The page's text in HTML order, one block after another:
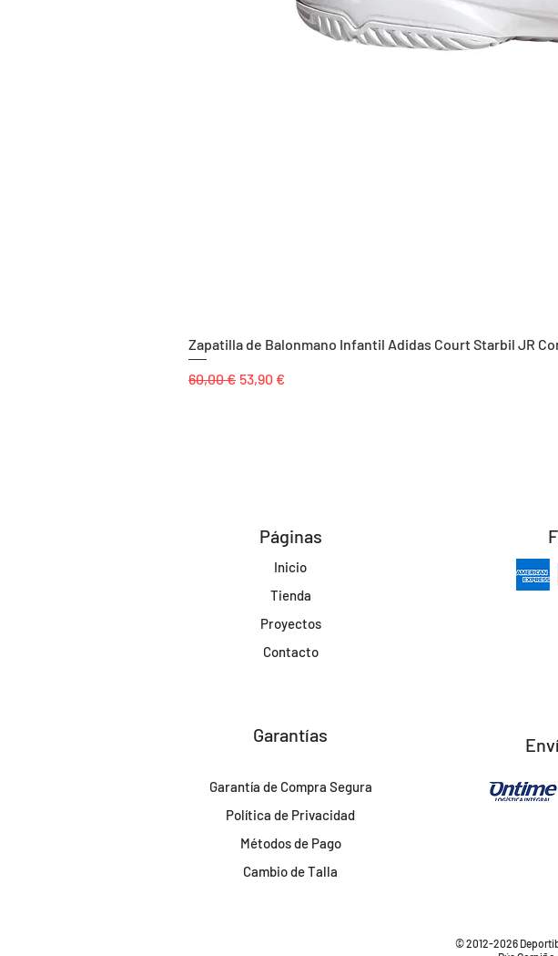
Zapatilla de Balonmano Infantil Adidas Court Starbil JR
Precio
60,00 € Precio de oferta
53,90 €
Páginas
Inicio
Tienda
Proyectos
Contacto
Garantías
Garantía de Compra Segura
Política de Privacidad
Métodos de Pago
Cambio de Talla
© 2012-2026